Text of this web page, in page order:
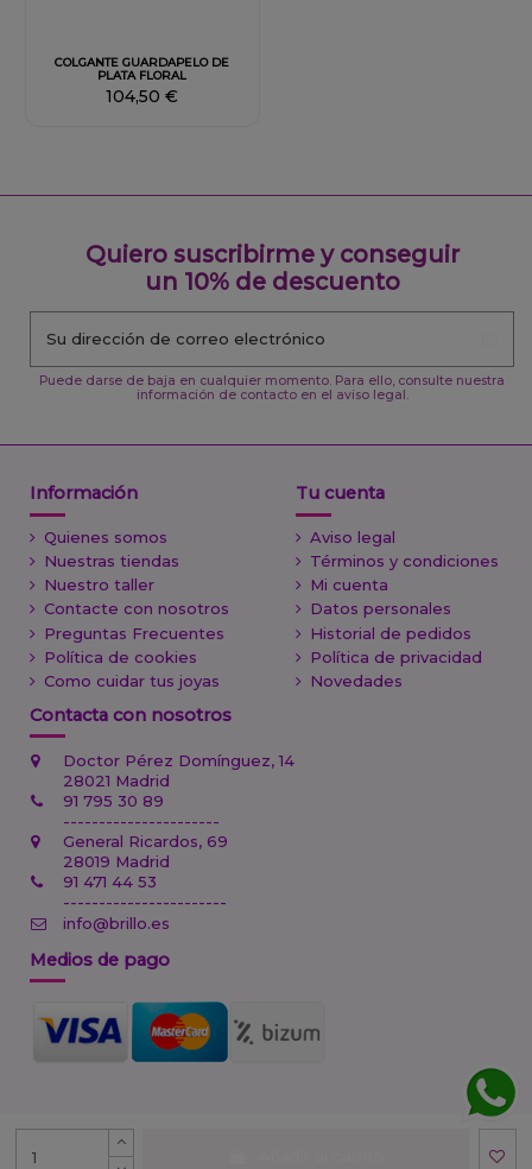
COLGANTE GUARDAPELO DE
PLATA FLORAL
104,50 €
Quiero suscribirme y conseguir
un 10% de descuento
Puede darse de baja en cualquier momento. Para ello, consulte nuestra
información de contacto en el aviso legal.
Información
Quienes somos
Nuestras tiendas
Nuestro taller
Contacte con nosotros
Preguntas Frecuentes
Política de cookies
Como cuidar tus joyas
Tu cuenta
Aviso legal
Términos y condiciones
Mi cuenta
Datos personales
Historial de pedidos
Política de privacidad
Novedades
Contacta con nosotros
Doctor Pérez Domínguez, 14
28021 Madrid
91 795 30 89
----------------------
General Ricardos, 69
28019 Madrid
91 471 44 53
-----------------------
info@brillo.es
Medios de pago